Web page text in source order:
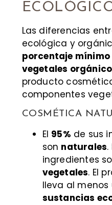
Las diferencias
ecológica y
porcentaje
vegetales
producto
componentes
COSMÉTICA
El 95% de sus
son naturales.
ingredientes
vegetales. El
lleva al menos
sustancias